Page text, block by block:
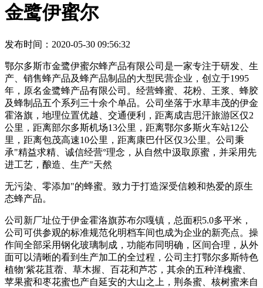
金鹭伊蜜尔
发布时间：2020-05-30 09:56:32
鄂尔多斯市金鹭伊蜜尔蜂产品有限公司是一家专注于研发、生
产、销售蜂产品及蜂产品制品的大型民营企业，创立于1995
年，原名金鹭蜂产品有限公司。经营蜂蜜、花粉、王浆、蜂胶
及蜂制品五个系列三十余个单品。公司坐落于水草丰茂的伊金
霍洛旗，地理位置优越、交通便利，距离成吉思汗旅游区仅2
公里，距离部尔多斯机场13公里，距离鄂尔多斯火车站12公
里，距离包茂高速10公里，距离康巴什区仅3公里。公司秉
承"精益求精、诚信经营°理念，从自然中汲取原蜜，并采用先
进工艺，酿造、生产"天然
无污染、零添加"的蜂蜜。致力于打造深受信赖和热爱的原生
态蜂产品。
公司新厂址位于伊金霍洛旗苏布尔嘎镇，总面积5.0多平米，
公司可供参观的标准规范化明档车间也成为企业的新亮点。操
作间全部采用钢化玻璃制成，功能布同明确，区间合理，从外
面可以清晰的看到生产加工的全过程，公司主打鄂尔多斯特色
植物′紫花苴蓿、草木握、百花和芦芯，其余的五种洋槐蜜、
苹果蜜和枣花蜜也产自延安的大山之上，荆条蜜、核树蜜来自